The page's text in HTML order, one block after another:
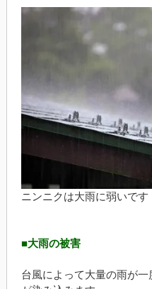
ニンニクは大雨に弱いです
■大雨の被害
台風によって大量の雨が